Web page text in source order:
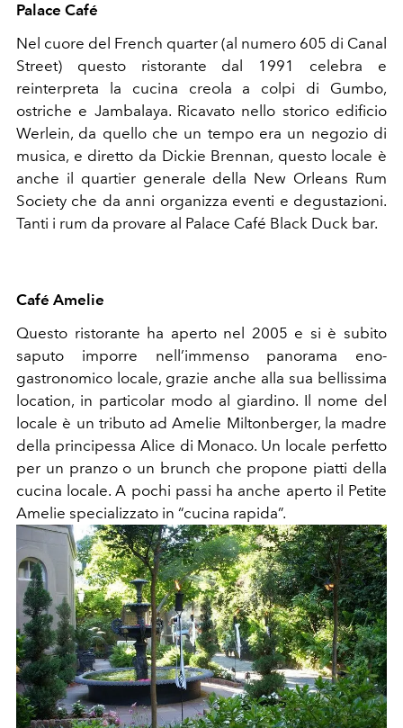
Palace Café
Nel cuore del French quarter (al numero 605 di Canal
Street) questo ristorante dal 1991 celebra e
reinterpreta la cucina creola a colpi di Gumbo,
ostriche e Jambalaya. Ricavato nello storico edificio
Werlein, da quello che un tempo era un negozio di
musica, e diretto da Dickie Brennan, questo locale è
anche il quartier generale della New Orleans Rum
Society che da anni organizza eventi e degustazioni.
Tanti i rum da provare al Palace Café Black Duck bar.
Café Amelie
Questo ristorante ha aperto nel 2005 e si è subito
saputo imporre nell’immenso panorama eno-
gastronomico locale, grazie anche alla sua bellissima
location, in particolar modo al giardino. Il nome del
locale è un tributo ad Amelie Miltonberger, la madre
della principessa Alice di Monaco. Un locale perfetto
per un pranzo o un brunch che propone piatti della
cucina locale. A pochi passi ha anche aperto il Petite
Amelie specializzato in “cucina rapida”.